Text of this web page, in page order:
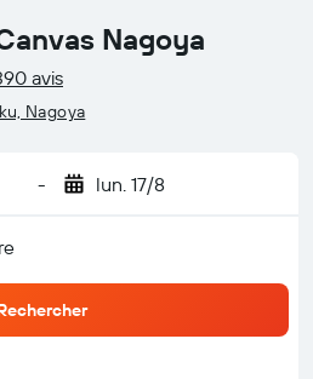
Nagoya
avis
Nagoya
- lun. 17/8